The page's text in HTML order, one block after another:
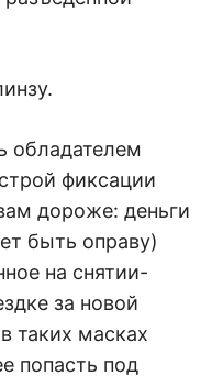
обладателем
фиксации
дороже: деньги
быть оправу)
на снятии-
за новой
таких масках
попасть под